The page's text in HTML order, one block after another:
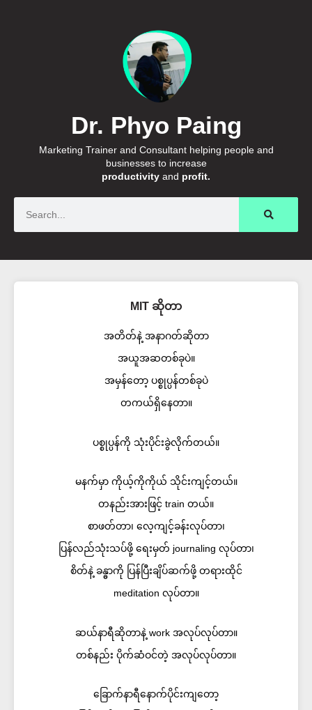
Dr. Phyo Paing
Marketing Trainer and Consultant helping people and
businesses to increase
productivity and profit.
MIT ဆိုတာ
အတိတ်နဲ့ အနာဂတ်ဆိုတာ
အယူအဆတစ်ခုပဲ။
အမှန်တော့ ပစ္စုပ္ပန်တစ်ခုပဲ
တကယ်ရှိနေတာ။
ပစ္စုပ္ပန်ကို သုံးပိုင်းခွဲလိုက်တယ်။
မနက်မှာ ကိုယ့်ကိုကိုယ် သိုင်းကျင့်တယ်။
တနည်းအားဖြင့် train တယ်။
စာဖတ်တာ၊ လေ့ကျင့်ခန်းလုပ်တာ၊
ပြန်လည်သုံးသပ်ဖို့ ရေးမှတ် journaling လုပ်တာ၊​
စိတ်နဲ့ ခန္ဓာကို ပြန်ပြီးချိပ်ဆက်ဖို့ တရားထိုင်
meditation လုပ်တာ။​
ဆယ်နာရီဆိုတာနဲ့ work အလုပ်လုပ်တာ။
တစ်နည်း ပိုက်ဆံဝင်တဲ့ အလုပ်လုပ်တာ။​
ခြောက်နာရီနောက်ပိုင်းကျတော့